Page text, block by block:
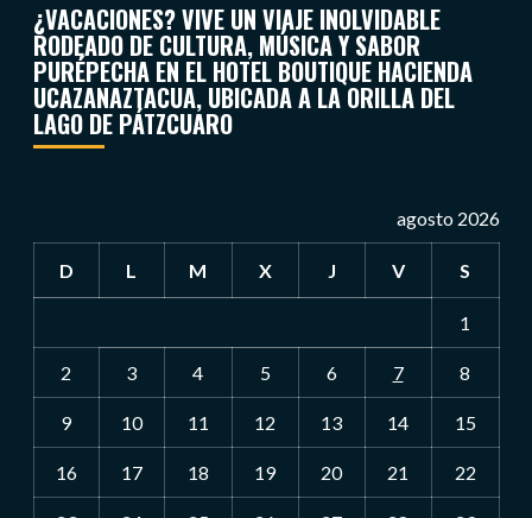
¿VACACIONES? VIVE UN VIAJE INOLVIDABLE
RODEADO DE CULTURA, MÚSICA Y SABOR
PURÉPECHA EN EL HOTEL BOUTIQUE HACIENDA
UCAZANAZTACUA, UBICADA A LA ORILLA DEL
LAGO DE PÁTZCUARO
agosto 2026
D L M X J V S
1
2 3 4 5 6 7 8
9 10 11 12 13 14 15
16 17 18 19 20 21 22